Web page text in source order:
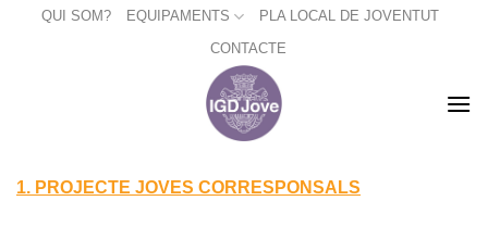
QUI SOM? EQUIPAMENTS
PLA LOCAL DE JOVENTUT
CONTACTE
1. PROJECTE JOVES CORRESPONSALS